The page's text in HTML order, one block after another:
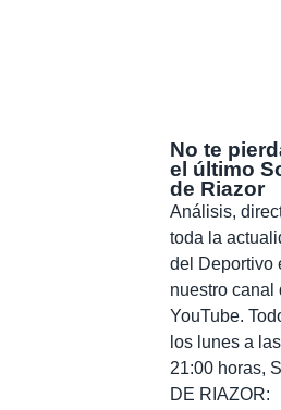
No te
el último
de Riazor
Análisis,
toda la
del Deportivo
nuestro canal
YouTube.
los lunes a las
21:00 horas,
DE RIAZOR: